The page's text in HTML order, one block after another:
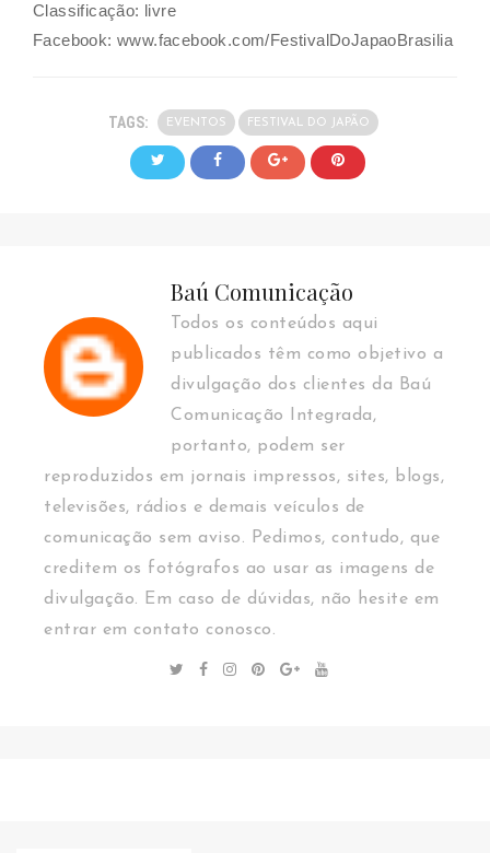
Classificação: livre
Facebook:www.facebook.com/FestivalDoJapaoBrasilia
TAGS: EVENTOS FESTIVAL DO JAPÃO
Baú Comunicação
Todos os conteúdos aqui
publicados têm como objetivo a
divulgação dos clientes da Baú
Comunicação Integrada,
portanto, podem ser
reproduzidos em jornais impressos, sites, blogs,
televisões, rádios e demais veículos de
comunicação sem aviso. Pedimos, contudo, que
creditem os fotógrafos ao usar as imagens de
divulgação. Em caso de dúvidas, não hesite em
entrar em contato conosco.